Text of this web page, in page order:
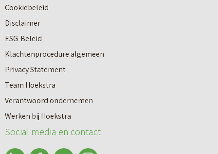
Nieuwbouw
Cookiebeleid
Disclaimer
ESG-Beleid
Klachtenprocedure algemeen
Privacy Statement
Team Hoekstra
Verantwoord ondernemen
Werken bij Hoekstra
Social media en contact